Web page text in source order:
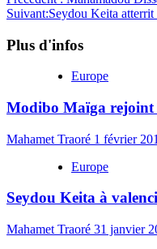
Suivant:Seydou Keita
Plus d'infos
Europe
Modibo Maïga rejoint
Mahamet Traoré 1 février
Europe
Seydou Keita à
Mahamet Traoré 31 janvier